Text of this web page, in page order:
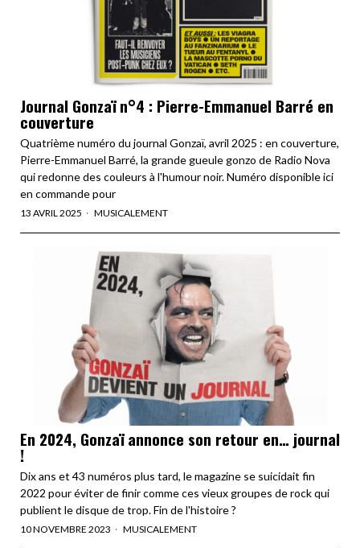
Journal Gonzaï n°4 : Pierre-Emmanuel Barré en
couverture
Quatrième numéro du journal Gonzaï, avril 2025 : en couverture,
Pierre-Emmanuel Barré, la grande gueule gonzo de Radio Nova
qui redonne des couleurs à l'humour noir. Numéro disponible ici
en commande pour
13 AVRIL 2025 MUSICALEMENT
En 2024, Gonzaï annonce son retour en… journal
!
Dix ans et 43 numéros plus tard, le magazine se suicidait fin
2022 pour éviter de finir comme ces vieux groupes de rock qui
publient le disque de trop. Fin de l'histoire ?
10 NOVEMBRE 2023 MUSICALEMENT